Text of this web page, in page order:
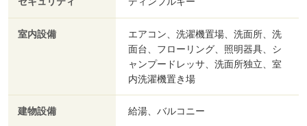
室内設備
エアコン、洗濯機置場、洗面所、洗
面台、フローリング、照明器具、シ
ャンプードレッサ、洗面所独立、室
内洗濯機置き場
建物設備 給湯、バルコニー